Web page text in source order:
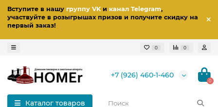
Вступите в нашу группу VKи канал Telegram,
участвуйте в розыгрышах призов и получите скидку на
первый заказ!
0 0
+7 (926) 460-1-460
0
Каталог товаров